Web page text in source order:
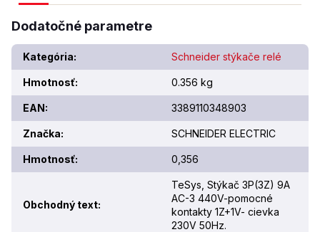
Dodatočné parametre
Kategória: Schneider stýkače relé
Hmotnosť: 0.356 kg
EAN: 3389110348903
Značka: SCHNEIDER ELECTRIC
Hmotnosť: 0,356
Obchodný text:
TeSys, Stýkač 3P(3Z) 9A
AC-3 440V-pomocné
kontakty 1Z+1V- cievka
230V 50Hz.